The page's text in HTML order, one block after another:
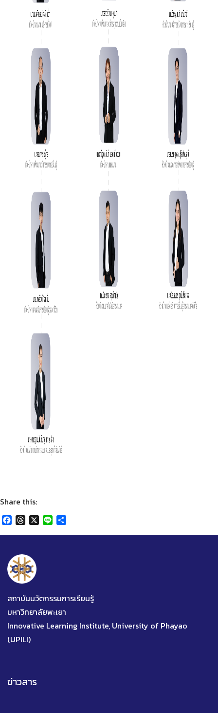
Share this:
Facebook
Threads
X Line
สถาบันนวัตกรรมการเรียนรู้
มหาวิทยาลัยพะเยา
Innovative Learning Institute, University of Phayao
(UPILI)
ข่าวสาร